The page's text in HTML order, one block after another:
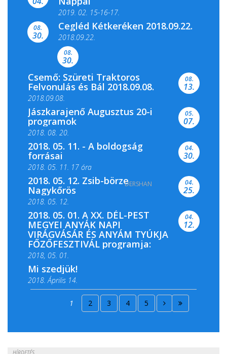
2019. 02. 15-16-17.
Színes és tartalmas programokkal várja a
Csemői Községi Könyvtár és...
08.
30.
Cegléd Kétkeréken 2018.09.22.
2018.09.22.
08.
30.
Csemő: Szüreti Traktoros
Felvonulás és Bál 2018.09.08.
2018.09.08.
08.
13.
Jászkarajenő Augusztus 20-i
programok
2018. 08. 20.
05.
07.
2018. 05. 11. - A boldogság
forrásai
2018. 05. 11. 17 óra
2018. 05. 11. 19 óra
04.
30.
2018. 05. 12. Zsib-börze
Nagykőrös
2018. 05. 12.
04.
25.
2018. 05. 01. A XX. DÉL-PEST
MEGYEI ANYÁK NAPI
VIRÁGVÁSÁR ÉS ANYÁM TYÚKJA
FŐZŐFESZTIVÁL programja:
2018, 05. 01.
04.
12.
Mi szedjük!
2018. Április 14.
2018. Április 15.
1 2 3 4 5
DERSHAN